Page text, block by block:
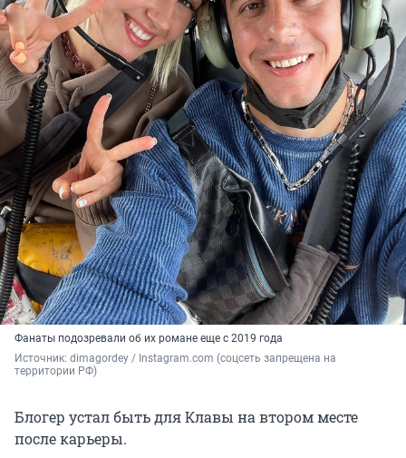
Фанаты подозревали об их романе еще с 2019 года
Источник: dimagordey / Instagram.com (соцсеть запрещена на
территории РФ)
Блогер устал быть для Клавы на втором месте
после карьеры.